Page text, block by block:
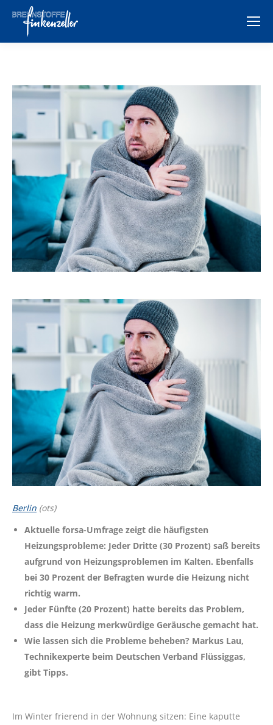
Berlin (ots)
Aktuelle forsa-Umfrage zeigt die häufigsten
Heizungsprobleme: Jeder Dritte (30 Prozent) saß bereits
aufgrund von Heizungsproblemen im Kalten. Ebenfalls
bei 30 Prozent der Befragten wurde die Heizung nicht
richtig warm.
Jeder Fünfte (20 Prozent) hatte bereits das Problem,
dass die Heizung merkwürdige Geräusche gemacht hat.
Wie lassen sich die Probleme beheben? Markus Lau,
Technikexperte beim Deutschen Verband Flüssiggas,
gibt Tipps.
Im Winter frierend in der Wohnung sitzen: Eine kaputte